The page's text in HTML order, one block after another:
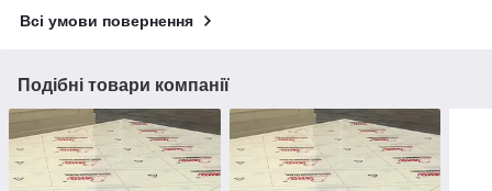
Всі умови повернення
Подібні товари компанії